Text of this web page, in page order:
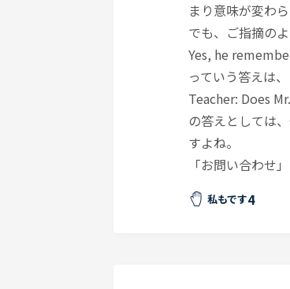
まり意味が変わ
でも、ご指摘のよ
Yes, he
っていう答えは、
Teacher: Does
の答えとしては
すよね。
「お問い合わせ
私もです4